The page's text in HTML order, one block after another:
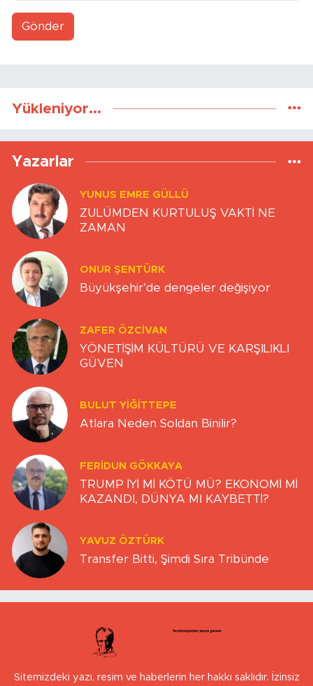
Gönder
Yükleniyor...
Yazarlar
YUNUS EMRE GÜLLÜ
ZULÜMDEN KURTULUŞ VAKTİ NE
ZAMAN
ONUR ŞENTÜRK
Büyükşehir’de dengeler değişiyor
ZAFER ÖZCIVAN
YÖNETİŞİM KÜLTÜRÜ VE KARŞILIKLI
GÜVEN
BULUT YİĞİTTEPE
Atlara Neden Soldan Binilir?
FERIDUN GÖKKAYA
TRUMP İYİ Mİ KÖTÜ MÜ? EKONOMİ Mİ
KAZANDI, DÜNYA MI KAYBETTİ?
YAVUZ ÖZTÜRK
Transfer Bitti, Şimdi Sıra Tribünde
Sitemizdeki yazı, resim ve haberlerin her hakkı saklıdır. İzinsiz